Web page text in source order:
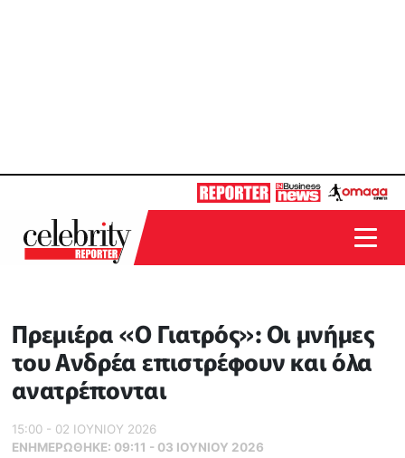
Πρεμιέρα «Ο Γιατρός»: Οι μνήμες
του Ανδρέα επιστρέφουν και όλα
ανατρέπονται
15:00 - 02 ΙΟΥΝΙΟΥ 2026
ΕΝΗΜΕΡΏΘΗΚΕ: 09:11 - 03 ΙΟΥΝΙΟΥ 2026